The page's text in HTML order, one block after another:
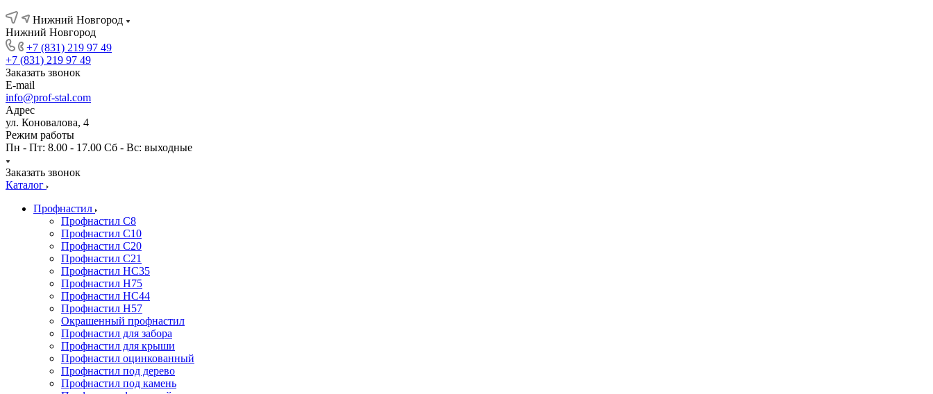
Нижний Новгород
Нижний Новгород
+7 (831) 219 97 49
+7 (831) 219 97 49
Заказать звонок
E-mail
info@prof-stal.com
Адрес
ул. Коновалова, 4
Режим работы
Пн - Пт: 8.00 - 17.00 Сб - Вс: выходные
Заказать звонок
Каталог
Профнастил
Профнастил С8
Профнастил С10
Профнастил С20
Профнастил С21
Профнастил НС35
Профнастил Н75
Профнастил HC44
Профнастил Н57
Окрашенный профнастил
Профнастил для забора
Профнастил для крыши
Профнастил оцинкованный
Профнастил под дерево
Профнастил под камень